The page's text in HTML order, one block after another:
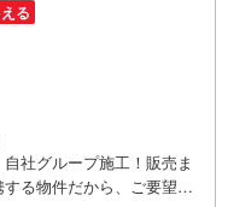
る
社グループ施工！販売ま
る物件だから、ご要望に